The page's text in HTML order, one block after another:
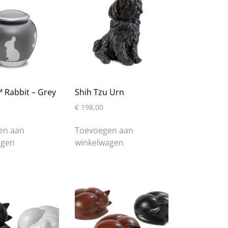
Rabbit – Grey
aan
Shih Tzu Urn
€ 198,00
Toevoegen aan
winkelwagen